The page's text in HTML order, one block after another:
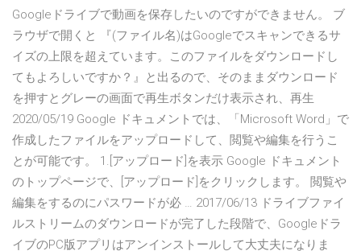
Googleドライブで動画を保存したいのですができません。 ブ
ラウザで開くと 『(ファイル名)はGoogleでスキャンできるサ
イズの上限を超えています。このファイルをダウンロードし
てもよろしいですか？』と出るので、そのままダウンロード
を押すとグレーの画面で再生ボタンだけ表示され、再生
2020/05/19 Google ドキュメントでは、「Microsoft Word」で
作成したファイルをアップロードして、閲覧や編集を行うこ
とが可能です。 1.[アップロード]を表示 Google ドキュメント
のトップページで、[アップロード]をクリックします。 閲覧や
編集をするのにパスワードが必 … 2017/06/13 ドライブファイ
ルストリームのダウンロードが完了した段階で、Googleドラ
イブのPC版アプリはアンインストールして大丈夫になりま